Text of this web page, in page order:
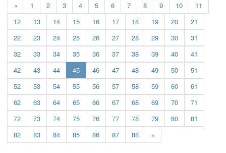
« 1 2 3 4 5 6 7 8 9 10
11
12
13 14 15 16 17 18 19 20
21
22
23 24 25 26 27 28 29 30
31
32
33 34 35 36 37 38 39 40
41
42
43 44 45(current)
46 47 48 49 50
51
52
53 54 55 56 57 58 59 60
61
62
63 64 65 66 67 68 69 70
71
72
73 74 75 76 77 78 79 80
81
82
83 84 85 86 87 88 »